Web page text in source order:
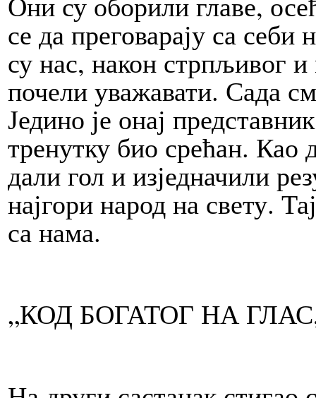
се да преговарају са
су нас, након стрпљивог
почели уважавати. Сада
Једино је онај
тренутку био срећан.
дали гол и изједначили
најгори народ на свету.
са нама.
„КОД БОГАТОГ НА